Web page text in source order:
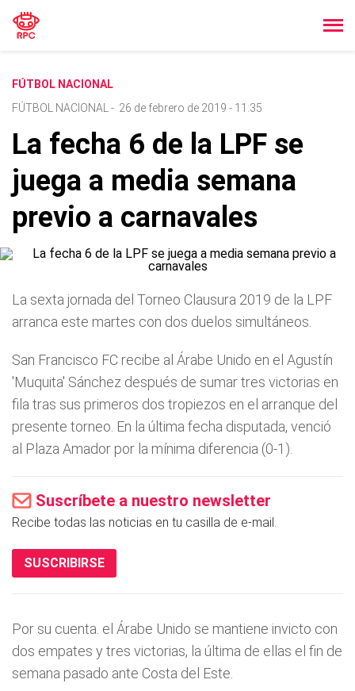
FÚTBOL NACIONAL
FÚTBOL NACIONAL
- 26 de febrero de 2019 - 11:35
La fecha 6 de la LPF se
juega a media semana
previo a carnavales
La sexta jornada del Torneo Clausura 2019 de la LPF
arranca este martes con dos duelos simultáneos.
San Francisco FC recibe al Árabe Unido en el Agustín
'Muquita' Sánchez después de sumar tres victorias en
fila tras sus primeros dos tropiezos en el arranque del
presente torneo. En la última fecha disputada, venció
al Plaza Amador por la mínima diferencia (0-1).
Suscríbete a nuestro newsletter
Recibe todas las noticias en tu casilla de e-mail.
SUSCRIBIRSE
Por su cuenta. el Árabe Unido se mantiene invicto con
dos empates y tres victorias, la última de ellas el fin de
semana pasado ante Costa del Este.